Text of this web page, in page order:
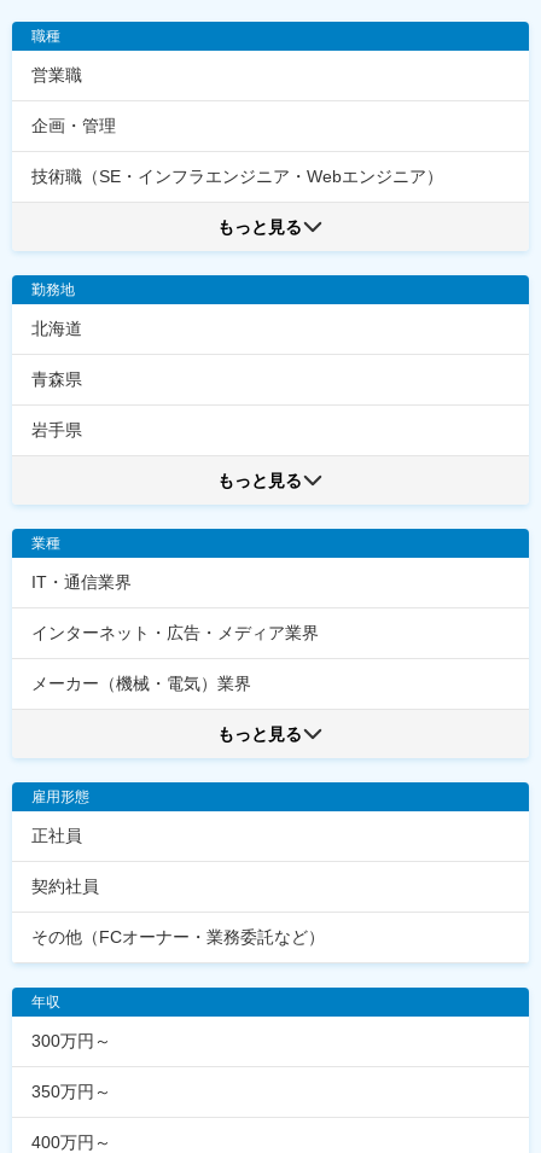
職種
営業職
企画・管理
技術職（SE・インフラエンジニア・Webエンジニア）
もっと見る
勤務地
北海道
青森県
岩手県
もっと見る
業種
IT・通信業界
インターネット・広告・メディア業界
メーカー（機械・電気）業界
もっと見る
雇用形態
正社員
契約社員
その他（FCオーナー・業務委託など）
年収
300万円～
350万円～
400万円～